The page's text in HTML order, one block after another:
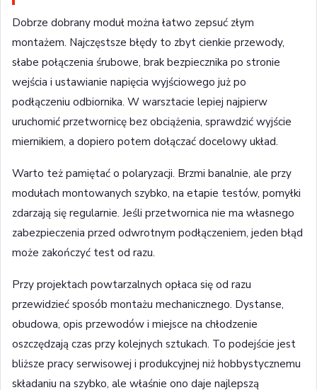
Dobrze dobrany moduł można łatwo zepsuć złym
montażem. Najczęstsze błędy to zbyt cienkie przewody,
słabe połączenia śrubowe, brak bezpiecznika po stronie
wejścia i ustawianie napięcia wyjściowego już po
podłączeniu odbiornika. W warsztacie lepiej najpierw
uruchomić przetwornicę bez obciążenia, sprawdzić wyjście
miernikiem, a dopiero potem dołączać docelowy układ.
Warto też pamiętać o polaryzacji. Brzmi banalnie, ale przy
modułach montowanych szybko, na etapie testów, pomyłki
zdarzają się regularnie. Jeśli przetwornica nie ma własnego
zabezpieczenia przed odwrotnym podłączeniem, jeden błąd
może zakończyć test od razu.
Przy projektach powtarzalnych opłaca się od razu
przewidzieć sposób montażu mechanicznego. Dystanse,
obudowa, opis przewodów i miejsce na chłodzenie
oszczędzają czas przy kolejnych sztukach. To podejście jest
bliższe pracy serwisowej i produkcyjnej niż hobbystycznemu
składaniu na szybko, ale właśnie ono daje najlepszą